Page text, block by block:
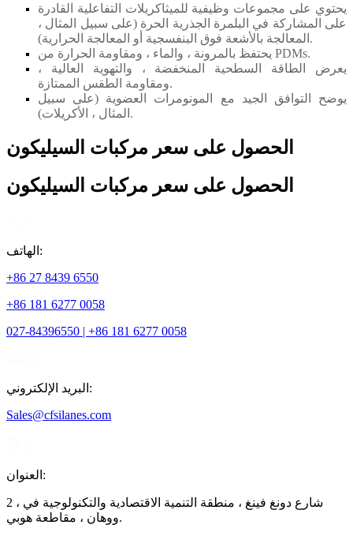
يحتوي على مجموعات وظيفية للميثاكريلات التفاعلية القادرة
على المشاركة في البلمرة الجذرية الحرة (على سبيل المثال ،
المعالجة بالأشعة فوق البنفسجية أو المعالجة الحرارية).
يحتفظ بالمرونة ، والماء ، ومقاومة الحرارة من PDMs.
يعرض الطاقة السطحية المنخفضة ، والتهوية العالية ،
ومقاومة الطقس الممتازة.
يوضح التوافق الجيد مع المونومرات العضوية (على سبيل
المثال ، الأكريلات).
الحصول على سعر مركبات السيليكون
الحصول على سعر مركبات السيليكون
الهاتف:
+86 27 8439 6550
+86 181 6277 0058
027-84396550 | +86 181 6277 0058
البريد الإلكتروني:
Sales@cfsilanes.com
العنوان:
2 ، شارع دونغ فينغ ، منطقة التنمية الاقتصادية والتكنولوجية في
ووهان ، مقاطعة هوبي.